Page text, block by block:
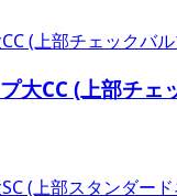
大CC (上部チ